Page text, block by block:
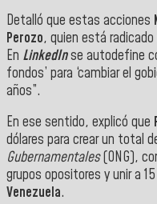
Detalló que estas acciones
Perozo, quien está radicado
En LinkedInse autodefine
fondos’ para ‘cambiar el
años”.
En ese sentido, explicó que
dólares para crear un total
Gubernamentales(ONG),
grupos opositores y unir a
Venezuela.